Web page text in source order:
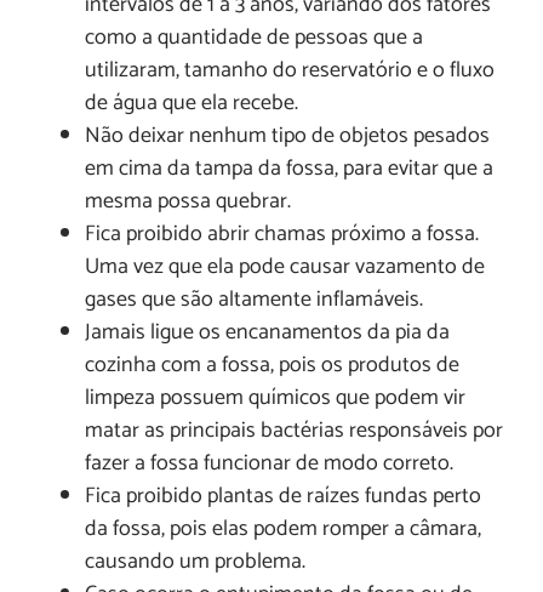
como a quantidade de pessoas que a
utilizaram, tamanho do reservatório e o fluxo
de água que ela recebe.
Não deixar nenhum tipo de objetos pesados
em cima da tampa da fossa, para evitar que a
mesma possa quebrar.
Fica proibido abrir chamas próximo a fossa.
Uma vez que ela pode causar vazamento de
gases que são altamente inflamáveis.
Jamais ligue os encanamentos da pia da
cozinha com a fossa, pois os produtos de
limpeza possuem químicos que podem vir
matar as principais bactérias responsáveis por
fazer a fossa funcionar de modo correto.
Fica proibido plantas de raízes fundas perto
da fossa, pois elas podem romper a câmara,
causando um problema.